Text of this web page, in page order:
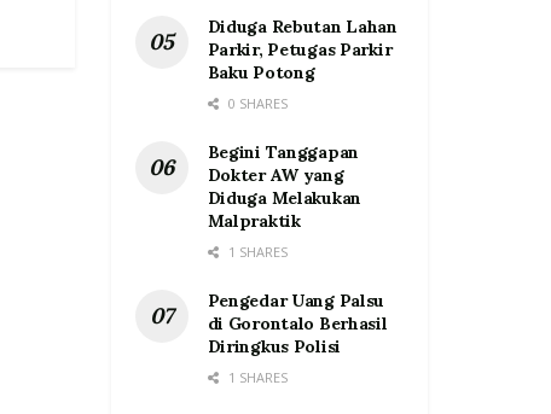
Diduga Rebutan Lahan
Parkir, Petugas Parkir
Baku Potong
0 SHARES
Begini Tanggapan
Dokter AW yang
Diduga Melakukan
Malpraktik
1 SHARES
Pengedar Uang Palsu
di Gorontalo Berhasil
Diringkus Polisi
1 SHARES